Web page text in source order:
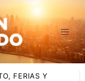
, FERIAS Y